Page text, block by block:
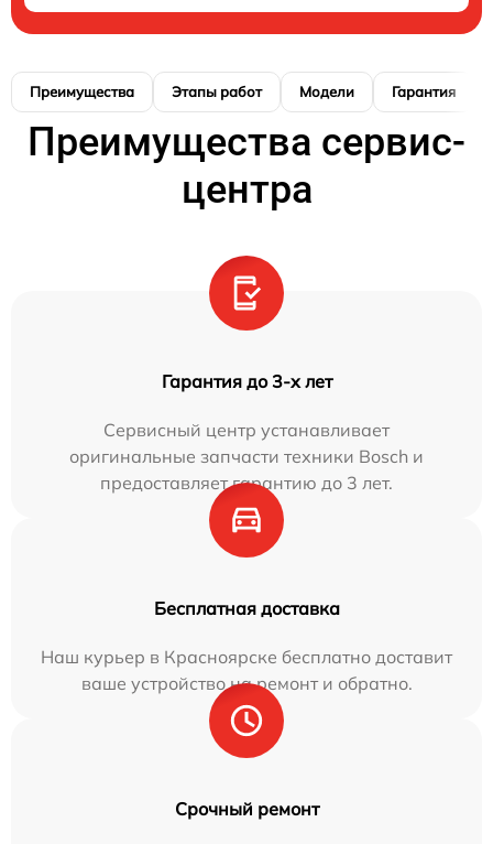
Преимущества Этапы работ Модели Гарантия
Преимущества сервис-
центра
Гарантия до 3-х лет
Сервисный центр устанавливает
оригинальные запчасти техники Bosch и
предоставляет гарантию до 3 лет.
Бесплатная доставка
Наш курьер в Красноярске бесплатно доставит
ваше устройство на ремонт и обратно.
Срочный ремонт